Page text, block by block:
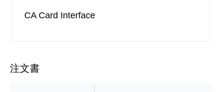
CA Card Interface
注文書